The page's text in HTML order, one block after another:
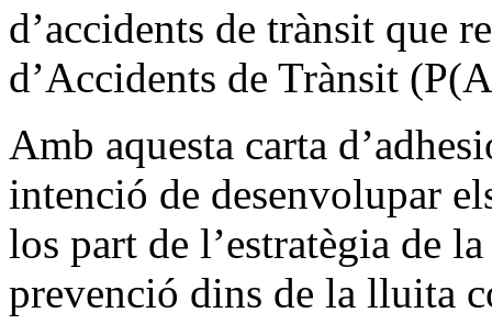
d’accidents de trànsit que
d’Accidents de Trànsit
Amb aquesta carta
intenció de desenvolupar
los part de l’estratègia de
prevenció dins de la lluita